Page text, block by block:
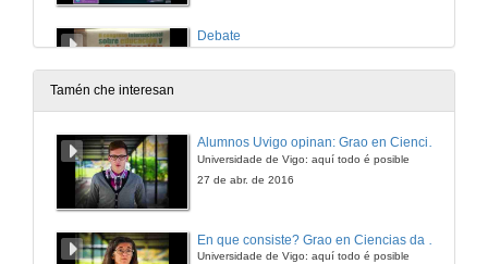
Debate
26 de set. de 2014
Tamén che interesan
Alumnos Uvigo opinan: Grao en Ciencias da Linguaxe e Estudos Literarios
Universidade de Vigo: aquí todo é posible
27 de abr. de 2016
Universidade de Vigo: aquí todo é posible